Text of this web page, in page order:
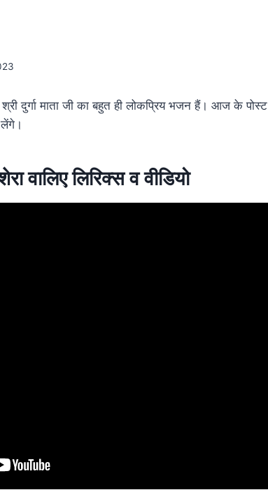
श्री दुर्गा माता जी का बहुत ही लोकप्रिय भजन हैं। आज के
वालिए लिरिक्स व वीडियो